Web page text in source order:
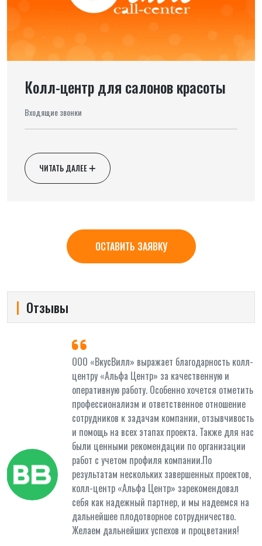
Колл-центр для салонов красоты
Входящие звонки
ЧИТАТЬ ДАЛЕЕ
ОСТАВИТЬ ЗАЯВКУ
Отзывы
ООО «ВкусВилл» выражает благодарность колл-
центру «Альфа Центр» за качественную и
оперативную работу. Особенно хочется отметить
профессионализм и ответственное отношение
сотрудников к задачам компании, отзывчивость
и помощь на всех этапах проекта. Также для нас
были ценными рекомендации по организации
работ с учетом профиля компании.По
результатам нескольких завершенных проектов,
колл-центр «Альфа Центр» зарекомендовал
себя как надежный партнер, и мы надеемся на
дальнейшее плодотворное сотрудничество.
Желаем дальнейших успехов и процветания!